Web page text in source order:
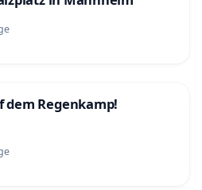
Regenkamp!